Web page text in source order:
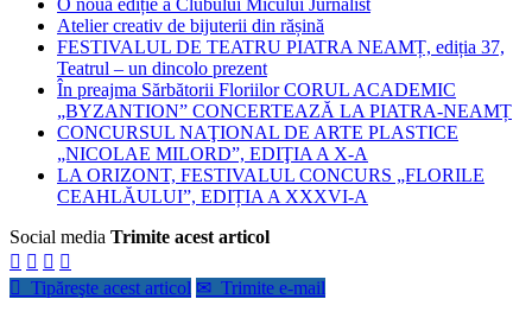
O nouă ediție a Clubului Micului Jurnalist
Atelier creativ de bijuterii din rășină
FESTIVALUL DE TEATRU PIATRA NEAMȚ, ediția 37,
Teatrul – un dincolo prezent
În preajma Sărbătorii Floriilor CORUL ACADEMIC
„BYZANTION” CONCERTEAZĂ LA PIATRA-NEAMȚ
CONCURSUL NAŢIONAL DE ARTE PLASTICE
„NICOLAE MILORD”, EDIŢIA A X-A
LA ORIZONT, FESTIVALUL CONCURS „FLORILE
CEAHLĂULUI”, EDIȚIA A XXXVI-A
Social media Trimite acest articol
   

Tipăreşte acest articol ✉ Trimite e-mail